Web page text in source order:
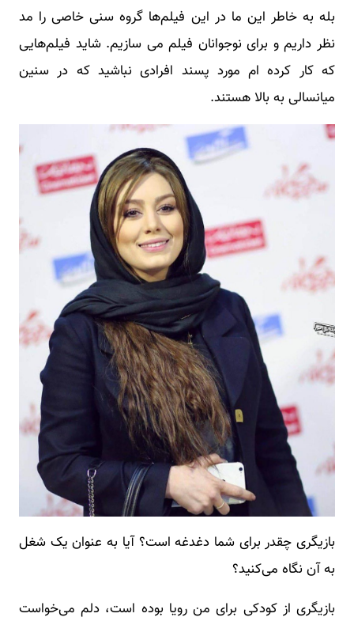
بله به خاطر این ما در این فیلم‌ها گروه سنی خاصی را مد
نظر داریم و برای نوجوانان فیلم می سازیم. شاید فیلم‌هایی
که کار کرده ام مورد پسند افرادی نباشید که در سنین
میانسالی به بالا هستند.
بازیگری چقدر برای شما دغدغه است؟ آیا به عنوان یک شغل
به آن نگاه می‌کنید؟
بازیگری از کودکی برای من رویا بوده است، دلم می‌خواست